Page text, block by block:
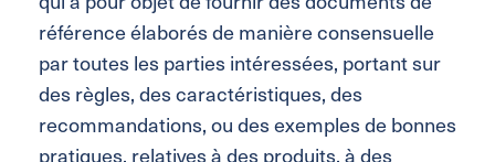
référence élaborés de manière consensuelle
par toutes les parties intéressées, portant sur
des règles, des caractéristiques, des
recommandations, ou des exemples de bonnes
pratiques, relatives à des produits, à des